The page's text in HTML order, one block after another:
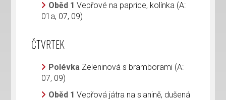
Oběd 1Vepřové na paprice, kolínka (A:
01a, 07, 09)
ČTVRTEK
Polévka Zeleninová s bramborami (A:
07, 09)
Oběd 1Vepřová játra na slanině, dušená